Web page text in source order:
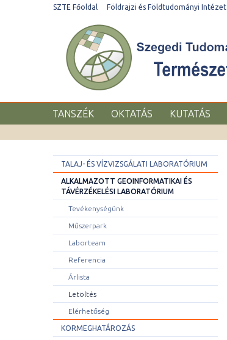
SZTE Főoldal Földrajzi és Földtudományi Intézet
TANSZÉK OKTATÁS KUTATÁS
TALAJ- ÉS VÍZVIZSGÁLATI LABORATÓRIUM
ALKALMAZOTT GEOINFORMATIKAI ÉS
TÁVÉRZÉKELÉSI LABORATÓRIUM
Tevékenységünk
Műszerpark
Laborteam
Referencia
Árlista
Letöltés
Elérhetőség
KORMEGHATÁROZÁS